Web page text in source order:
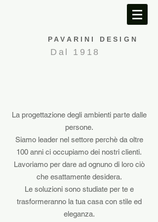
PAVARINI DESIGN
Dal 1918
La progettazione degli ambienti parte dalle
persone.
Siamo leader nel settore perchè da oltre
100 anni ci occupiamo dei nostri clienti.
Lavoriamo per dare ad ognuno di loro ciò
che esattamente desidera.
Le soluzioni sono studiate per te e
trasformeranno la tua casa con stile ed
eleganza.